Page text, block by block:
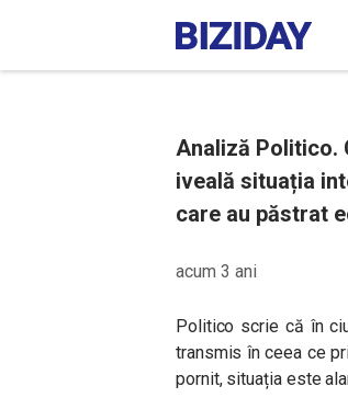
Analiză Politico.
iveală situația
care au păstrat
acum 3 ani
Politico scrie că în
transmis în ceea ce
pornit, situația este